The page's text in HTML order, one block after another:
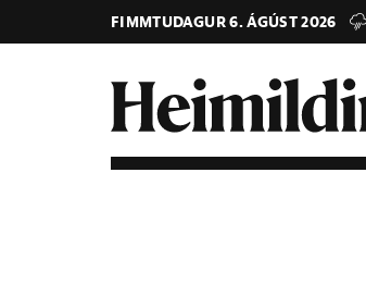
FIMMTUDAGUR 6. ÁGÚST 2026